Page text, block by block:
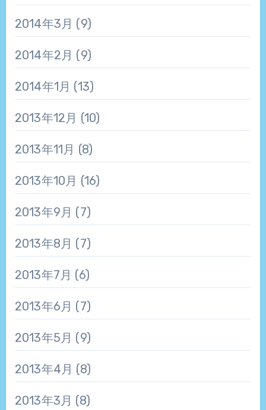
2014年3月 (9)
2014年2月 (9)
2014年1月 (13)
2013年12月 (10)
2013年11月 (8)
2013年10月 (16)
2013年9月 (7)
2013年8月 (7)
2013年7月 (6)
2013年6月 (7)
2013年5月 (9)
2013年4月 (8)
2013年3月 (8)